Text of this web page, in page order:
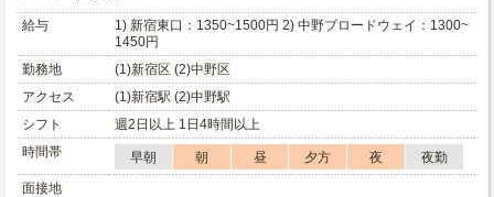
給与
1) 新宿東口：1350~1500円 2) 中野ブロードウェイ：1300~
1450円
勤務地
(1)新宿区 (2)中野区
アクセス
(1)新宿駅 (2)中野駅
シフト
週2日以上 1日4時間以上
時間帯
早朝 朝 昼 夕方 夜
夜勤
面接地